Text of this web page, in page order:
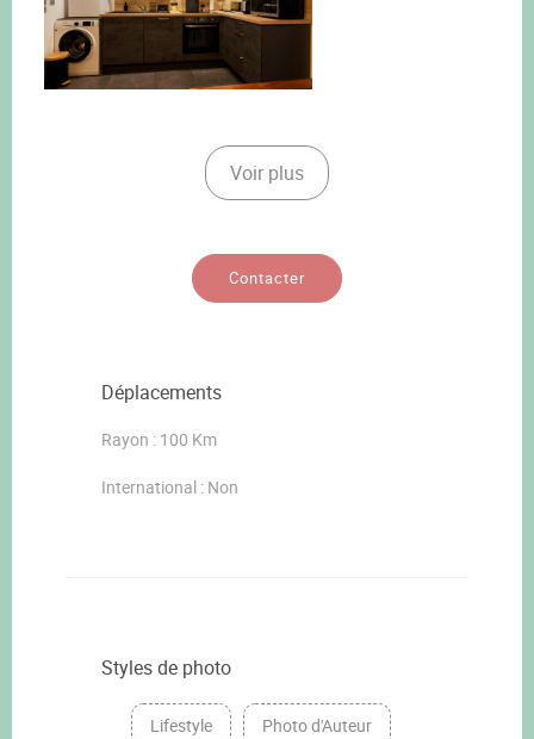
Voir plus
Contacter
Déplacements
Rayon : 100 Km
International : Non
Styles de photo
Lifestyle Photo d'Auteur